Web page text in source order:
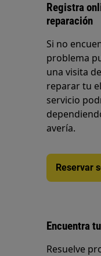
Registra
reparación
Si no
problema
una visita
reparar tu
servicio
avería.
Reservar
Encuentra
Resuelve